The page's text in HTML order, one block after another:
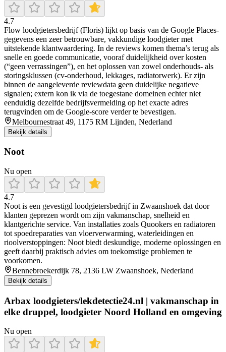
4.7
Flow loodgietersbedrijf (Floris) lijkt op basis van de Google Places-
gegevens een zeer betrouwbare, vakkundige loodgieter met
uitstekende klantwaardering. In de reviews komen thema’s terug als
snelle en goede communicatie, vooraf duidelijkheid over kosten
(“geen verrassingen”), en het oplossen van zowel onderhouds- als
storingsklussen (cv-onderhoud, lekkages, radiatorwerk). Er zijn
binnen de aangeleverde reviewdata geen duidelijke negatieve
signalen; extern kon ik via de toegestane domeinen echter niet
eenduidig dezelfde bedrijfsvermelding op het exacte adres
terugvinden om de Google-score verder te bevestigen.
Melbournestraat 49, 1175 RM Lijnden, Nederland
Bekijk details
Noot
Nu open
4.7
Noot is een gevestigd loodgietersbedrijf in Zwaanshoek dat door
klanten geprezen wordt om zijn vakmanschap, snelheid en
klantgerichte service. Van installaties zoals Quookers en radiatoren
tot spoedreparaties van vloerverwarming, waterleidingen en
rioolverstoppingen: Noot biedt deskundige, moderne oplossingen en
geeft daarbij praktisch advies om toekomstige problemen te
voorkomen.
Bennebroekerdijk 78, 2136 LW Zwaanshoek, Nederland
Bekijk details
Arbax loodgieters/lekdetectie24.nl | vakmanschap in
elke druppel, loodgieter Noord Holland en omgeving
Nu open